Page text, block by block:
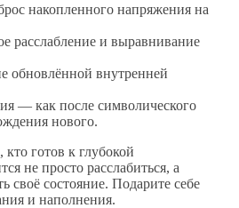
накопленного напряжения на
расслабление и выравнивание
обновлённой внутренней
— как после символического
нового.
готов к глубокой
не просто расслабиться, а
своё состояние. Подарите себе
и наполнения.